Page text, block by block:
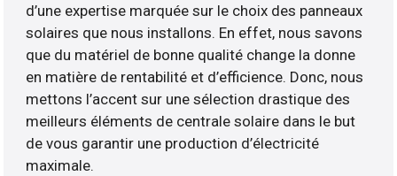
d’une expertise marquée sur le choix des panneaux
solaires que nous installons. En effet, nous savons
que du matériel de bonne qualité change la donne
en matière de rentabilité et d’efficience. Donc, nous
mettons l’accent sur une sélection drastique des
meilleurs éléments de centrale solaire dans le but
de vous garantir une production d’électricité
maximale.